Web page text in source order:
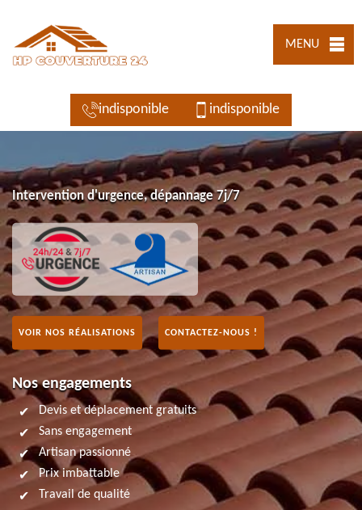
MENU
indisponible indisponible
Intervention d'urgence, dépannage 7j/7
VOIR NOS RÉALISATIONS CONTACTEZ-NOUS !
Nos engagements
Devis et déplacement gratuits
Sans engagement
Artisan passionné
Prix imbattable
Travail de qualité